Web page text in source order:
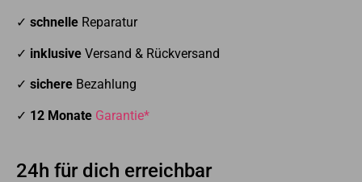
✓ schnelle Reparatur
✓ inklusive Versand & Rückversand
✓ sichere Bezahlung
✓ 12 Monate Garantie*
24h für dich erreichbar